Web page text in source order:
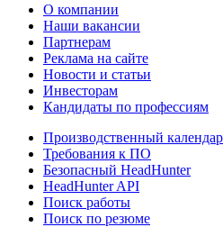
О компании
Наши вакансии
Партнерам
Реклама на сайте
Новости и статьи
Инвесторам
Кандидаты по профессиям
Производственный
Требования к ПО
Безопасный HeadHunter
HeadHunter API
Поиск работы
Поиск по резюме